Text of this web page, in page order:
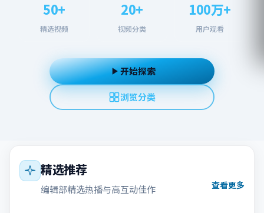
50+
精选视频
20+
视频分类
100万+
用户观看
开始探索
浏览分类
精选推荐
编辑部精选热播与高互动佳作 查看更多